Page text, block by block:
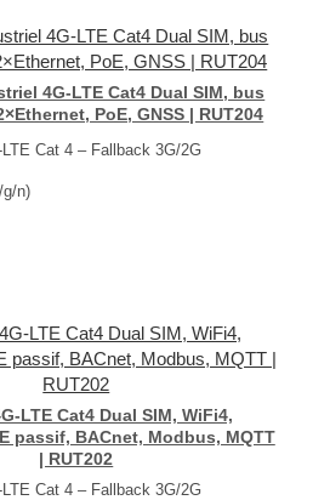
4G-LTE Cat4 Dual SIM, bus
PoE, GNSS | RUT204
Cat 4 – Fallback 3G/2G
g/n)
LTE Cat4 Dual SIM, WiFi4,
passif, BACnet, Modbus, MQTT
| RUT202
Cat 4 – Fallback 3G/2G